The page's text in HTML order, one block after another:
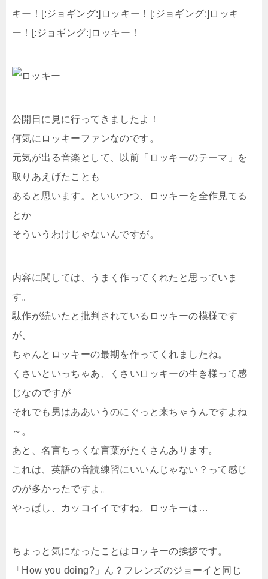
キー！[:ジョギング:]ロッキー！[:ジョギング:]ロッキ
ー！[:ジョギング:]ロッキー！
公開日に見に行ってきましたよ！
何気にロッキーファンなのです。
元気が出る音楽として、以前「ロッキーのテーマ」を
取りあえげたことも
あると思います。といいつつ、ロッキーを全作見てる
とか
そういうわけじゃないんですが。
内容に関しては、うまく作ってくれたと思っていま
す。
駄作が続いたと批判されているロッキーの模様です
が、
ちゃんとロッキーの最期を作ってくれましたね。
くさいといっちゃあ、くさいロッキーの生き様って感
じなのですが
それでも男はああいうのにぐっと来ちゃうんですよね
～。
あと、名言ちっくな言葉がたくさんあります。
これは、英語の音読練習にいいんじゃない？って感じ
のが多かったですよ。
やっぱし、カッコイイですね。ロッキーは…
ちょっと気になったことはロッキーの挨拶です。
「How you doing?」ん？フレンズのジョーイと同じ